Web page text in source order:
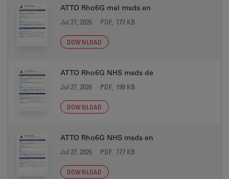
ATTO Rho6G mal msds en
Jul 27, 2026 PDF, 177 KB
DOWNLOAD
ATTO Rho6G NHS msds de
Jul 27, 2026 PDF, 198 KB
DOWNLOAD
ATTO Rho6G NHS msds en
Jul 27, 2026 PDF, 177 KB
DOWNLOAD